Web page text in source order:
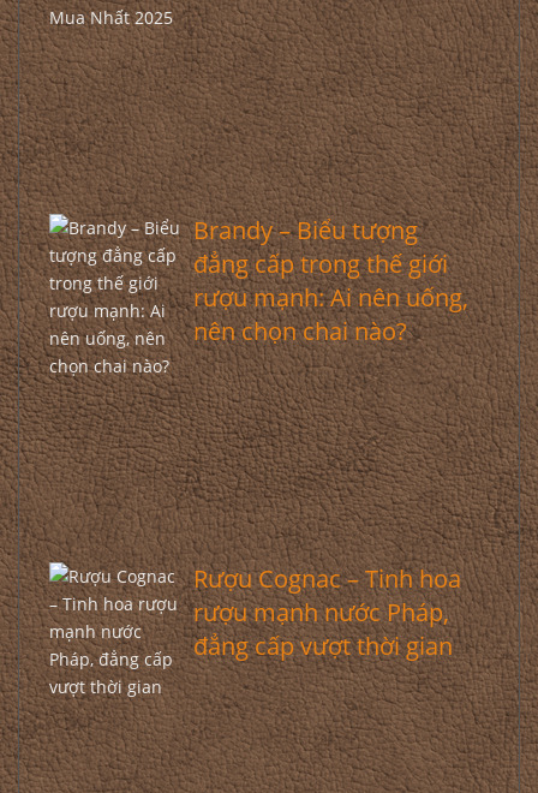
Brandy – Biểu tượng
đẳng cấp trong thế giới
rượu mạnh: Ai nên uống,
nên chọn chai nào?
Rượu Cognac – Tinh hoa
rượu mạnh nước Pháp,
đẳng cấp vượt thời gian